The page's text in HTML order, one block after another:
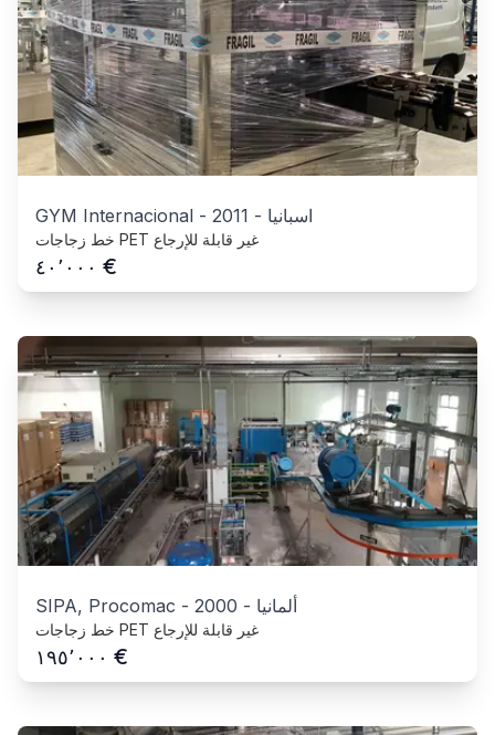
GYM Internacional - 2011 - اسبانيا
خط زجاجات PET غير قابلة للإرجاع
٤٠٬٠٠٠ €
SIPA, Procomac - 2000 - ألمانيا
خط زجاجات PET غير قابلة للإرجاع
١٩٥٬٠٠٠ €